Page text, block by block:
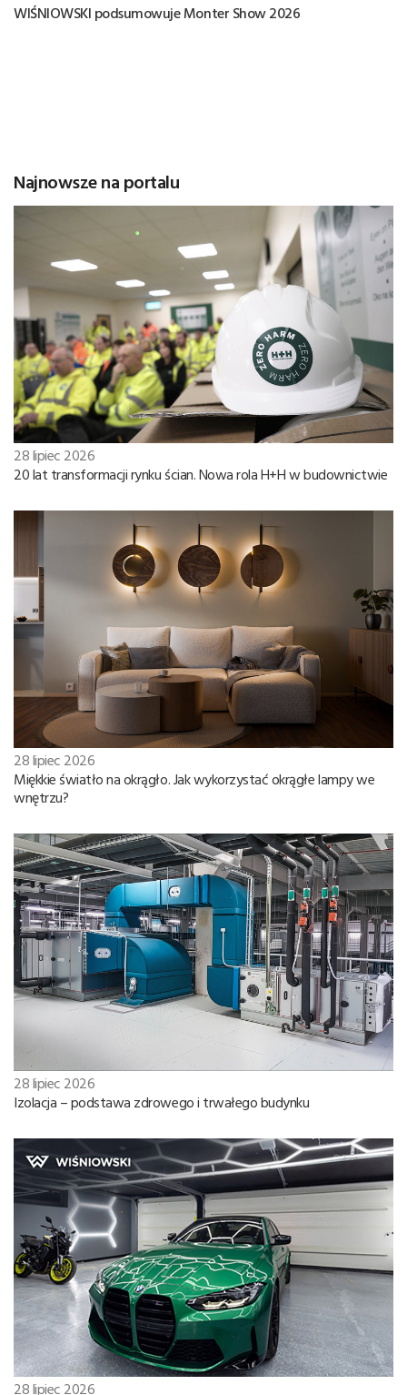
WIŚNIOWSKI podsumowuje Monter Show 2026
Najnowsze na portalu
28 lipiec 2026
20 lat transformacji rynku ścian. Nowa rola H+H w budownictwie
28 lipiec 2026
Miękkie światło na okrągło. Jak wykorzystać okrągłe lampy we
wnętrzu?
28 lipiec 2026
Izolacja – podstawa zdrowego i trwałego budynku
28 lipiec 2026